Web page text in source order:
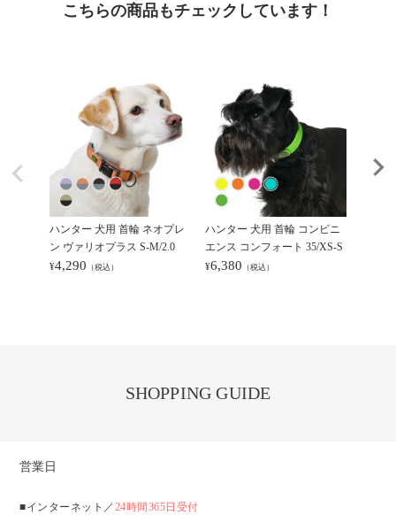
こちらの商品もチェックしています！
ハンター 犬用 首輪 ネオプレ
ン ヴァリオプラス S-M/2.0
¥4,290 （税込）
ハンター 犬用 首輪 コンビニ
エンス コンフォート 35/XS-S
¥6,380 （税込）
SHOPPING GUIDE
営業日
■インターネット／ 24時間365日受付